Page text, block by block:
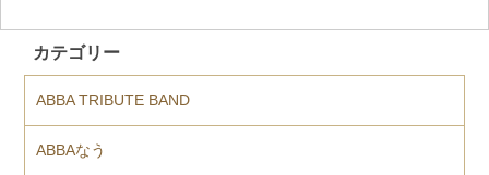
カテゴリー
ABBA TRIBUTE BAND
ABBAなう